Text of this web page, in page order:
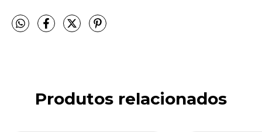
Produtos relacionados